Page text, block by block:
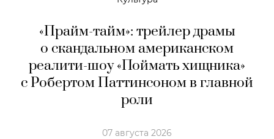
«Прайм-тайм»: трейлер драмы
о скандальном американском
реалити-шоу «Поймать хищника»
с Робертом Паттинсоном в главной
роли
07 августа 2026